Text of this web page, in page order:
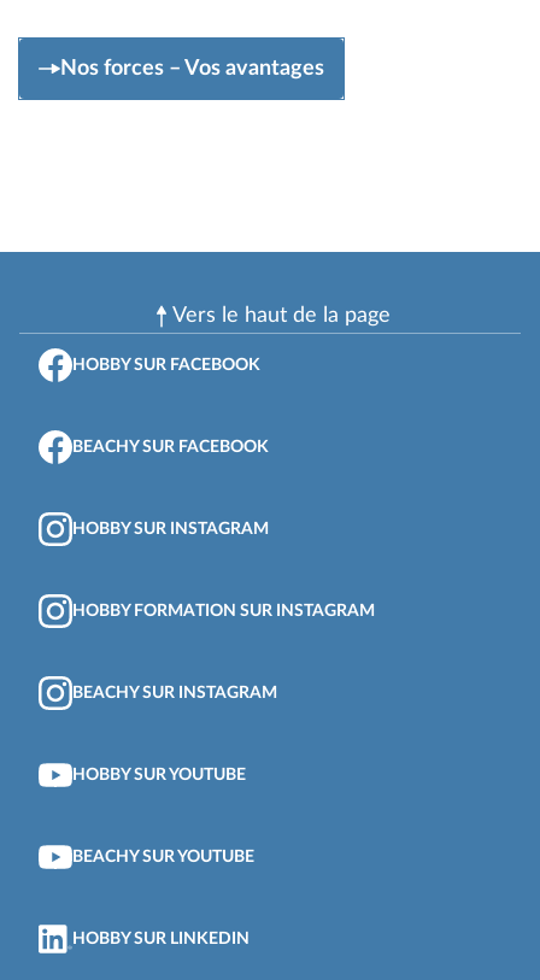
Nos forces – Vos avantages
Vers le haut de la page
HOBBY SUR FACEBOOK
BEACHY SUR FACEBOOK
HOBBY SUR INSTAGRAM
HOBBY FORMATION SUR INSTAGRAM
BEACHY SUR INSTAGRAM
HOBBY SUR YOUTUBE
BEACHY SUR YOUTUBE
HOBBY SUR LINKEDIN